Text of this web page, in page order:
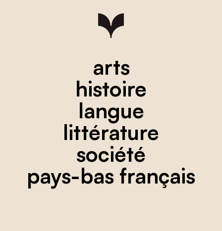
arts
histoire
langue
littérature
société
pays-bas français